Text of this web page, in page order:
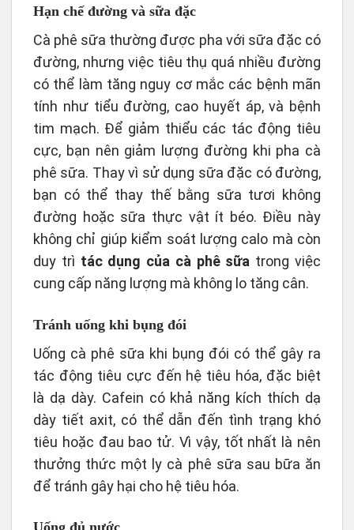
Hạn chế đường và sữa đặc
Cà phê sữa thường được pha với sữa đặc có
đường, nhưng việc tiêu thụ quá nhiều đường
có thể làm tăng nguy cơ mắc các bệnh mãn
tính như tiểu đường, cao huyết áp, và bệnh
tim mạch. Để giảm thiểu các tác động tiêu
cực, bạn nên giảm lượng đường khi pha cà
phê sữa. Thay vì sử dụng sữa đặc có đường,
bạn có thể thay thế bằng sữa tươi không
đường hoặc sữa thực vật ít béo. Điều này
không chỉ giúp kiểm soát lượng calo mà còn
duy trì tác dụng của cà phê sữa trong việc
cung cấp năng lượng mà không lo tăng cân.
Tránh uống khi bụng đói
Uống cà phê sữa khi bụng đói có thể gây ra
tác động tiêu cực đến hệ tiêu hóa, đặc biệt
là dạ dày. Cafein có khả năng kích thích dạ
dày tiết axit, có thể dẫn đến tình trạng khó
tiêu hoặc đau bao tử. Vì vậy, tốt nhất là nên
thưởng thức một ly cà phê sữa sau bữa ăn
để tránh gây hại cho hệ tiêu hóa.